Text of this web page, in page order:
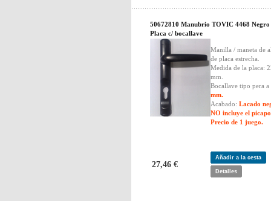
50672810 Manubrio TOVIC 4468
Placa c/ bocallave
Manilla / maneta de
de placa estrecha.
Medida de la placa:
mm.
Bocallave tipo pera a
mm.
Acabado: Lacado
NO incluye el
Precio de 1 juego.
27,46 €
Añadir a la cesta
Detalles